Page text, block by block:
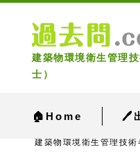
建築物環境衛生管理
士）
🏠Home 🖊
建築物環境衛生管理技術